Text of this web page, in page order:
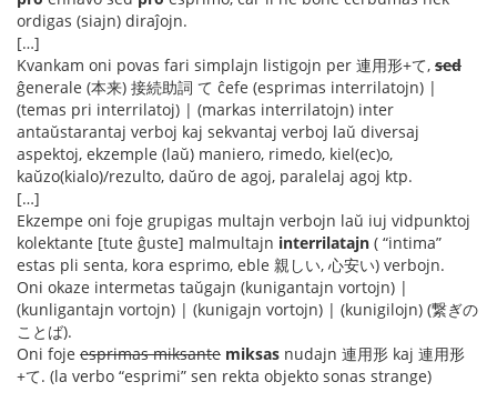
ordigas (siajn) diraĵojn.
[…]
Kvankam oni povas fari simplajn listigojn per 連用形+て, sed
ĝenerale (本来) 接続助詞 て ĉefe (esprimas interrilatojn) |
(temas pri interrilatoj) | (markas interrilatojn) inter
antaŭstarantaj verboj kaj sekvantaj verboj laŭ diversaj
aspektoj, ekzemple (laŭ) maniero, rimedo, kiel(ec)o,
kaŭzo(kialo)/rezulto, daŭro de agoj, paralelaj agoj ktp.
[…]
Ekzempe oni foje grupigas multajn verbojn laŭ iuj vidpunktoj
kolektante [tute ĝuste] malmultajn interrilatajn ( “intima”
estas pli senta, kora esprimo, eble 親しい, 心安い) verbojn.
Oni okaze intermetas taŭgajn (kunigantajn vortojn) |
(kunligantajn vortojn) | (kunigajn vortojn) | (kunigilojn) (繋ぎの
ことば).
Oni foje esprimas miksante miksas nudajn 連用形 kaj 連用形
+て. (la verbo “esprimi” sen rekta objekto sonas strange)